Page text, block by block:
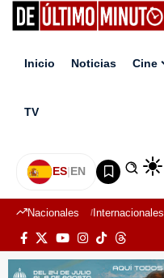
Inicio Noticias Cine
TV
ES|EN
Nacionales Internacionales